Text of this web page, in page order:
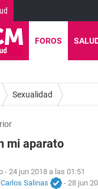
FOROS
Sexualidad
mi aparato
- 24 jun 2018 a las 01:51
Carlos Salinas
- 28 jun